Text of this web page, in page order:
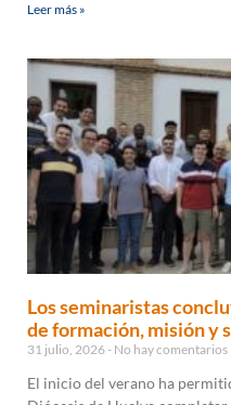
Leer más »
Los seminaristas
de formación, misión y
31 julio, 2026 No hay comentarios
El inicio del verano ha